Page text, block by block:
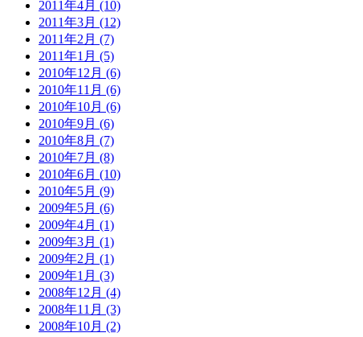
2011年4月 (10)
2011年3月 (12)
2011年2月 (7)
2011年1月 (5)
2010年12月 (6)
2010年11月 (6)
2010年10月 (6)
2010年9月 (6)
2010年8月 (7)
2010年7月 (8)
2010年6月 (10)
2010年5月 (9)
2009年5月 (6)
2009年4月 (1)
2009年3月 (1)
2009年2月 (1)
2009年1月 (3)
2008年12月 (4)
2008年11月 (3)
2008年10月 (2)